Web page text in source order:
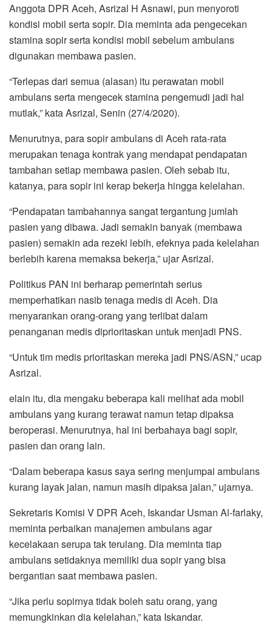
Anggota DPR Aceh, Asrizal H Asnawi, pun menyoroti
kondisi mobil serta sopir. Dia meminta ada pengecekan
stamina sopir serta kondisi mobil sebelum ambulans
digunakan membawa pasien.
“Terlepas dari semua (alasan) itu perawatan mobil
ambulans serta mengecek stamina pengemudi jadi hal
mutlak,” kata Asrizal, Senin (27/4/2020).
Menurutnya, para sopir ambulans di Aceh rata-rata
merupakan tenaga kontrak yang mendapat pendapatan
tambahan setiap membawa pasien. Oleh sebab itu,
katanya, para sopir ini kerap bekerja hingga kelelahan.
“Pendapatan tambahannya sangat tergantung jumlah
pasien yang dibawa. Jadi semakin banyak (membawa
pasien) semakin ada rezeki lebih, efeknya pada kelelahan
berlebih karena memaksa bekerja,” ujar Asrizal.
Politikus PAN ini berharap pemerintah serius
memperhatikan nasib tenaga medis di Aceh. Dia
menyarankan orang-orang yang terlibat dalam
penanganan medis diprioritaskan untuk menjadi PNS.
“Untuk tim medis prioritaskan mereka jadi PNS/ASN,” ucap
Asrizal.
elain itu, dia mengaku beberapa kali melihat ada mobil
ambulans yang kurang terawat namun tetap dipaksa
beroperasi. Menurutnya, hal ini berbahaya bagi sopir,
pasien dan orang lain.
“Dalam beberapa kasus saya sering menjumpai ambulans
kurang layak jalan, namun masih dipaksa jalan,” ujarnya.
Sekretaris Komisi V DPR Aceh, Iskandar Usman Al-farlaky,
meminta perbaikan manajemen ambulans agar
kecelakaan serupa tak terulang. Dia meminta tiap
ambulans setidaknya memiliki dua sopir yang bisa
bergantian saat membawa pasien.
“Jika perlu sopirnya tidak boleh satu orang, yang
memungkinkan dia kelelahan,” kata Iskandar.